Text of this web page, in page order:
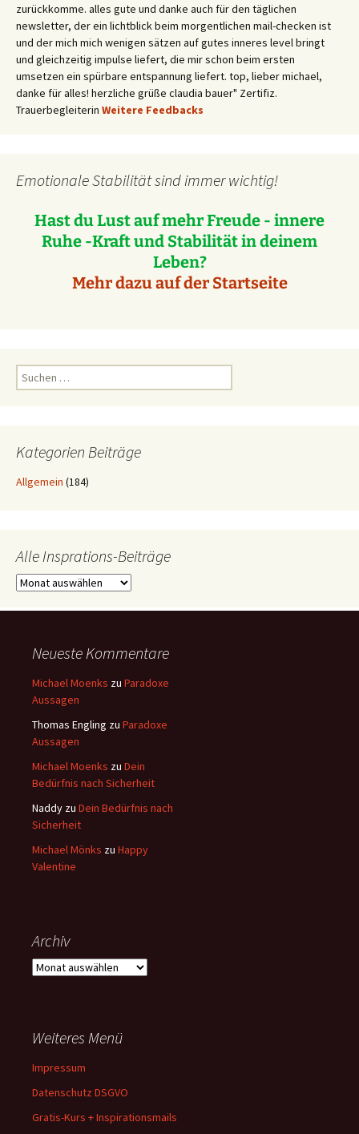
zurückkomme. alles gute und danke auch für den täglichen
newsletter, der ein lichtblick beim morgentlichen mail-checken ist
und der mich mich wenigen sätzen auf gutes inneres level bringt
und gleichzeitig impulse liefert, die mir schon beim ersten
umsetzen ein spürbare entspannung liefert. top, lieber michael,
danke für alles! herzliche grüße claudia bauer" Zertifiz.
Trauerbegleiterin Weitere Feedbacks
Emotionale Stabilität sind immer wichtig!
Hast du Lust auf mehr Freude - innere
Ruhe -Kraft und Stabilität in deinem
Leben?
Mehr dazu auf der Startseite
Kategorien Beiträge
Allgemein (184)
Alle Insprations-Beiträge
Neueste Kommentare
Michael Moenks zu Paradoxe
Aussagen
Thomas Engling zu Paradoxe
Aussagen
Michael Moenks zu Dein
Bedürfnis nach Sicherheit
Naddy zu Dein Bedürfnis nach
Sicherheit
Michael Mönks zu Happy
Valentine
Archiv
Weiteres Menü
Impressum
Datenschutz DSGVO
Gratis-Kurs + Inspirationsmails